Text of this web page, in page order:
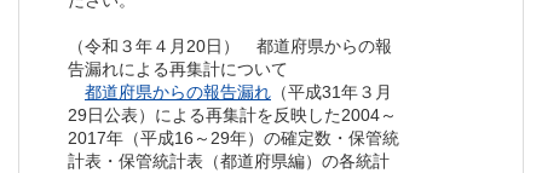
（令和３年４月20日） 都道府県からの報
告漏れによる再集計について
都道府県からの報告漏れ （平成31年３月
29日公表）による再集計を反映した2004～
2017年（平成16～29年）の確定数・保管統
計表・保管統計表（都道府県編）の各統計